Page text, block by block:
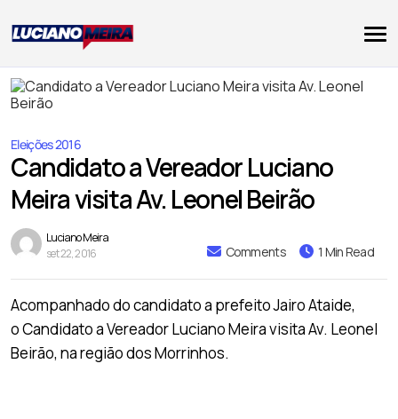
Eleições 2016
Candidato a Vereador Luciano
Meira visita Av. Leonel Beirão
Luciano Meira
set 22, 2016
Comments 1 Min Read
Acompanhado do candidato a prefeito Jairo Ataide,
o Candidato a Vereador Luciano Meira visita Av. Leonel
Beirão, na região dos Morrinhos.